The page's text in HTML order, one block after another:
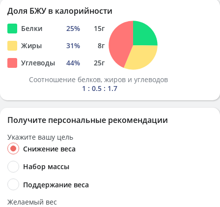
Доля БЖУ в калорийности
Белки 25% 15г
Жиры
31% 8г
Углеводы
44% 25г
Соотношение белков, жиров и углеводов
1 : 0.5 : 1.7
Получите персональные рекомендации
Укажите вашу цель
Снижение веса
Набор массы
Поддержание веса
Желаемый вес